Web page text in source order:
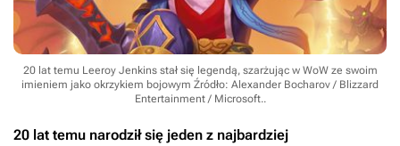
20 lat temu Leeroy Jenkins stał się legendą, szarżując w WoW ze swoim
imieniem jako okrzykiem bojowym Źródło: Alexander Bocharov / Blizzard
Entertainment / Microsoft..
20 lat temu narodził się jeden z najbardziej